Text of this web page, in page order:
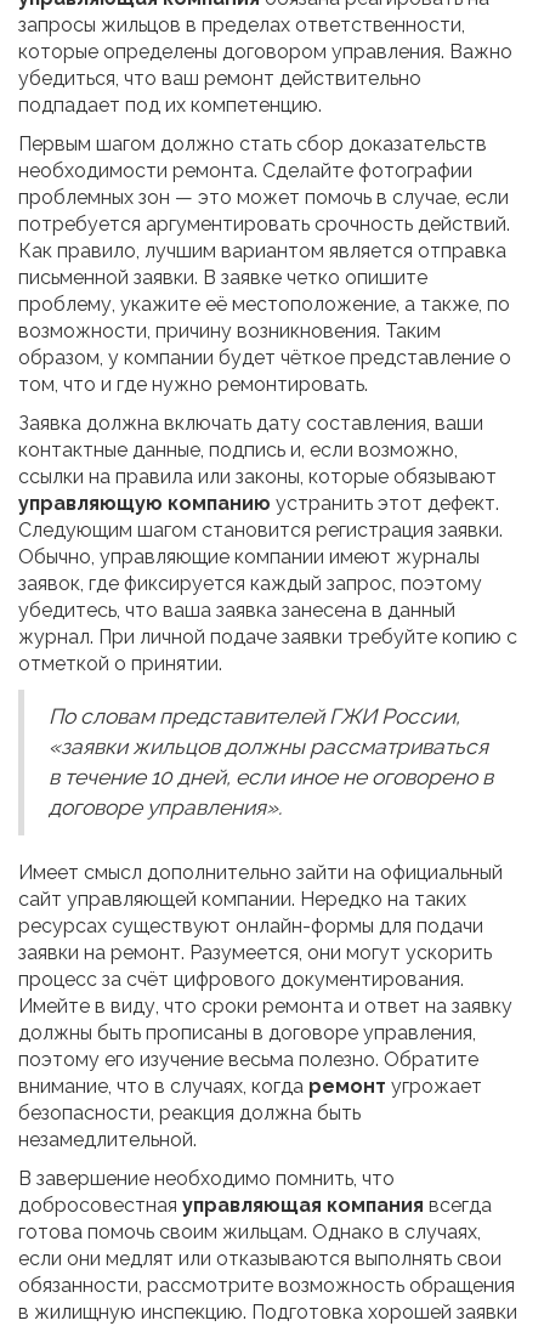
запросы жильцов в пределах ответственности,
которые определены договором управления. Важно
убедиться, что ваш ремонт действительно
подпадает под их компетенцию.
Первым шагом должно стать сбор доказательств
необходимости ремонта. Сделайте фотографии
проблемных зон — это может помочь в случае, если
потребуется аргументировать срочность действий.
Как правило, лучшим вариантом является отправка
письменной заявки. В заявке четко опишите
проблему, укажите её местоположение, а также, по
возможности, причину возникновения. Таким
образом, у компании будет чёткое представление о
том, что и где нужно ремонтировать.
Заявка должна включать дату составления, ваши
контактные данные, подпись и, если возможно,
ссылки на правила или законы, которые обязывают
управляющую компанию устранить этот дефект.
Следующим шагом становится регистрация заявки.
Обычно, управляющие компании имеют журналы
заявок, где фиксируется каждый запрос, поэтому
убедитесь, что ваша заявка занесена в данный
журнал. При личной подаче заявки требуйте копию с
отметкой о принятии.
По словам представителей ГЖИ России,
«заявки жильцов должны рассматриваться
в течение 10 дней, если иное не оговорено в
договоре управления».
Имеет смысл дополнительно зайти на официальный
сайт управляющей компании. Нередко на таких
ресурсах существуют онлайн-формы для подачи
заявки на ремонт. Разумеется, они могут ускорить
процесс за счёт цифрового документирования.
Имейте в виду, что сроки ремонта и ответ на заявку
должны быть прописаны в договоре управления,
поэтому его изучение весьма полезно. Обратите
внимание, что в случаях, когда ремонт угрожает
безопасности, реакция должна быть
незамедлительной.
В завершение необходимо помнить, что
добросовестная управляющая компания всегда
готова помочь своим жильцам. Однако в случаях,
если они медлят или отказываются выполнять свои
обязанности, рассмотрите возможность обращения
в жилищную инспекцию. Подготовка хорошей заявки